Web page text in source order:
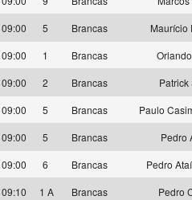
09:00
5 Brancas
Maurício
09:00
1 Brancas
09:00
2 Brancas
Patrick
09:00
5 Brancas
Paulo
09:00
5 Brancas
Pedro
09:00
6 Brancas
Pedro
09:10
1 A Brancas
Pedro